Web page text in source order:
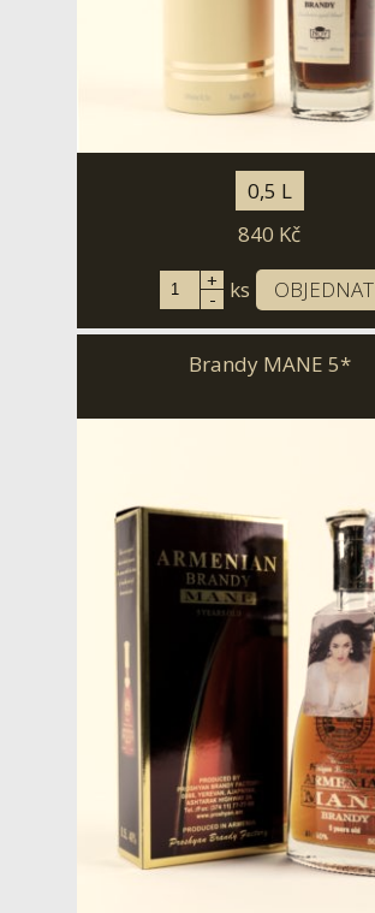
0,5 L
840 Kč
+
- ks OBJEDNAT
Brandy MANE 5*